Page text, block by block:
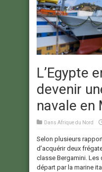
L’Egypte
devenir
navale en
Dans Afrique du Nord
Selon plusieurs
d’acquérir deux
classe Bergamini. Les
départ par la marine